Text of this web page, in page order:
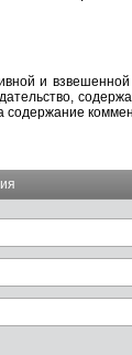
и
содержание